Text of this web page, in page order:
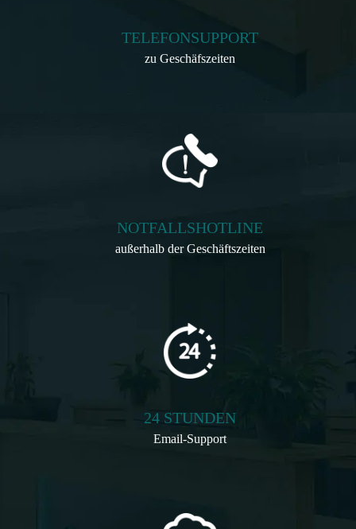
TELEFONSUPPORT
zu Geschäfszeiten
NOTFALLSHOTLINE
außerhalb der Geschäftszeiten
24 STUNDEN
Email-Support